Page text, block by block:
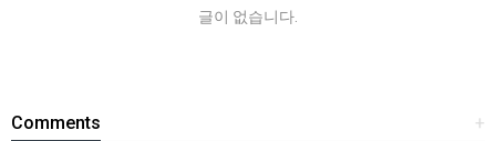
글이 없습니다.
+
Comments